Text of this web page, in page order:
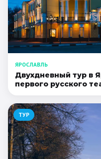
ЯРОСЛАВЛЬ
Двухдневный тур в
первого русского
ТУР